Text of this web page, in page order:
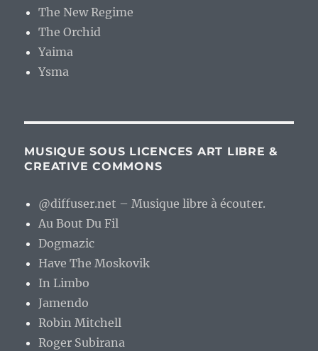
The New Regime
The Orchid
Yaima
Ysma
MUSIQUE SOUS LICENCES ART LIBRE &
CREATIVE COMMONS
@diffuser.net – Musique libre à écouter.
Au Bout Du Fil
Dogmazic
Have The Moskovik
In Limbo
Jamendo
Robin Mitchell
Roger Subirana